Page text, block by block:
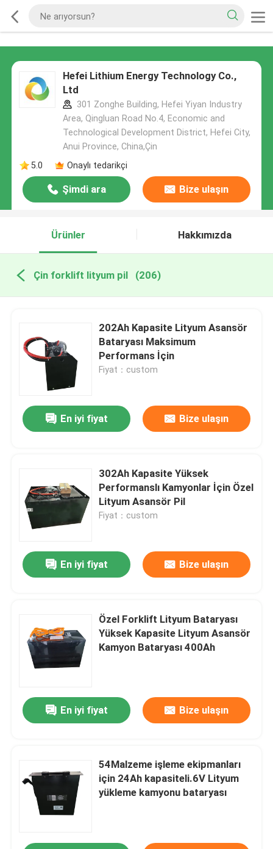
Hefei Lithium Energy Technology Co.,
Ltd
301 Zonghe Building, Hefei Yiyan Industry
Area, Qingluan Road No.4, Economic and
Technological Development District, Hefei City,
Anui Province, China,Çin
5.0
Onaylı tedarikçi
Şimdi ara Bize ulaşın
Ürünler Hakkımızda
Çin forklift lityum pil (206)
202Ah Kapasite Lityum Asansör
Bataryası Maksimum
Performans İçin
Fiyat：custom
En iyi fiyat Bize ulaşın
302Ah Kapasite Yüksek
Performanslı Kamyonlar İçin Özel
Lityum Asansör Pil
Fiyat：custom
En iyi fiyat Bize ulaşın
Özel Forklift Lityum Bataryası
Yüksek Kapasite Lityum Asansör
Kamyon Bataryası 400Ah
En iyi fiyat Bize ulaşın
54Malzeme işleme ekipmanları
için 24Ah kapasiteli.6V Lityum
yükleme kamyonu bataryası